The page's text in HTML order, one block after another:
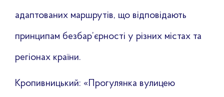
адаптованих маршрутів, що відповідають
принципам безбар’єрності у різних містах та
регіонах країни.
Кропивницький: «Прогулянка вулицею